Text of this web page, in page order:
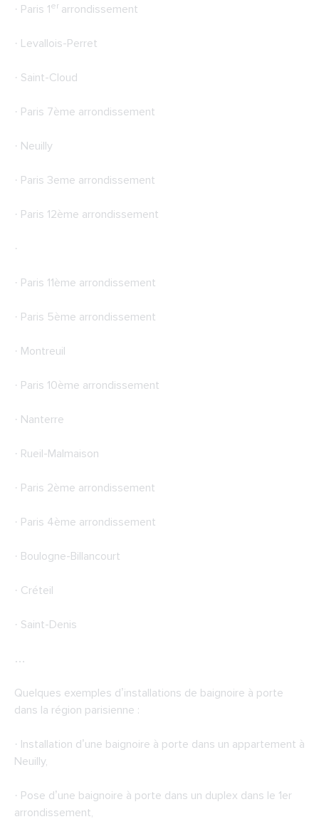
· Paris 1er arrondissement
· Levallois-Perret
· Saint-Cloud
· Paris 7ème arrondissement
· Neuilly
· Paris 3eme arrondissement
· Paris 12ème arrondissement
·
· Paris 11ème arrondissement
· Paris 5ème arrondissement
· Montreuil
· Paris 10ème arrondissement
· Nanterre
· Rueil-Malmaison
· Paris 2ème arrondissement
· Paris 4ème arrondissement
· Boulogne-Billancourt
· Créteil
· Saint-Denis
…
Quelques exemples d’installations de baignoire à porte
dans la région parisienne :
· Installation d’une baignoire à porte dans un appartement à
Neuilly,
· Pose d’une baignoire à porte dans un duplex dans le 1er
arrondissement,